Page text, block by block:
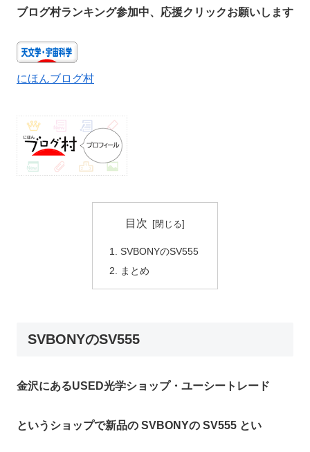
ブログ村ランキング参加中、応援クリックお願いします
にほんブログ村
目次
SVBONYのSV555
まとめ
SVBONYのSV555
金沢にあるUSED光学ショップ・ユーシートレード
というショップで新品の SVBONYの SV555 とい